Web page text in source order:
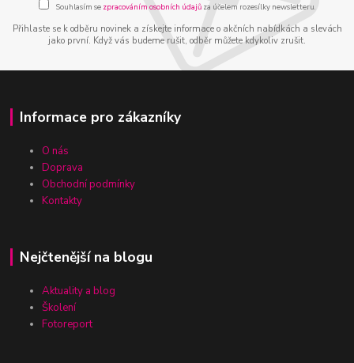
Souhlasím se zpracováním osobních údajůza účelem rozesílky newsletteru.
Přihlaste se k odběru novinek a získejte informace o akčních nabídkách a slevách
jako první. Když vás budeme rušit, odběr můžete kdykoliv zrušit.
Informace pro zákazníky
O nás
Doprava
Obchodní podmínky
Kontakty
Nejčtenější na blogu
Aktuality a blog
Školení
Fotoreport